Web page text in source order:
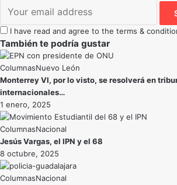
I have read and agree to the terms &
También te podría gustar
Nuevo León
Monterrey VI, por lo visto, se resolverá en
internacionales…
1 enero, 2025
Nacional
Jesús Vargas, el IPN y el 68
8 octubre, 2025
Nacional